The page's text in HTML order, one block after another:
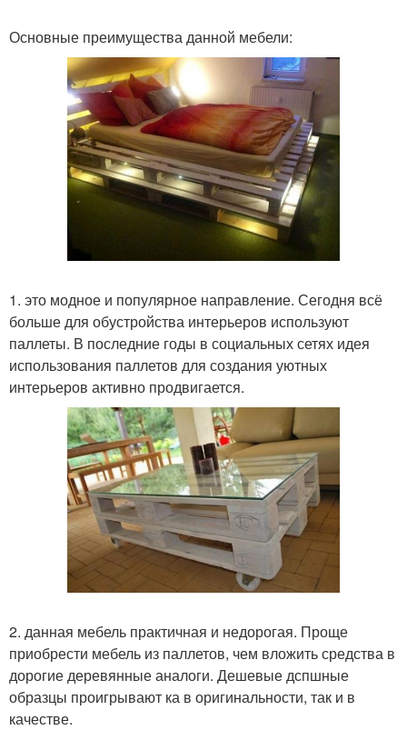
Основные преимущества данной мебели:
1. это модное и популярное направление. Сегодня всё
больше для обустройства интерьеров используют
паллеты. В последние годы в социальных сетях идея
использования паллетов для создания уютных
интерьеров активно продвигается.
2. данная мебель практичная и недорогая. Проще
приобрести мебель из паллетов, чем вложить средства в
дорогие деревянные аналоги. Дешевые дспшные
образцы проигрывают ка в оригинальности, так и в
качестве.